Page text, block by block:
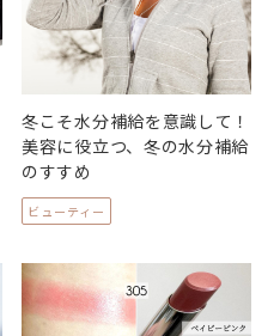
冬こそ水分補給を意識して！
美容に役立つ、冬の水分補給
のすすめ
ビューティー